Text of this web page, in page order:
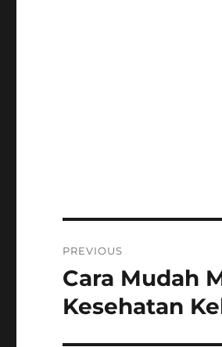
navigation
PREVIOUS
Previous
post:
Cara Mudah
Kesehatan